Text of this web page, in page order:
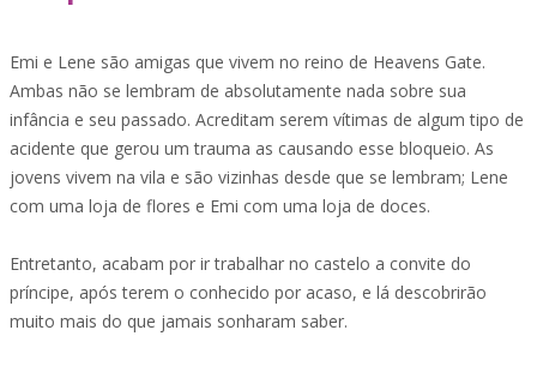
Emi e Lene são amigas que vivem no reino de Heavens Gate.
Ambas não se lembram de absolutamente nada sobre sua
infância e seu passado. Acreditam serem vítimas de algum tipo de
acidente que gerou um trauma as causando esse bloqueio. As
jovens vivem na vila e são vizinhas desde que se lembram; Lene
com uma loja de flores e Emi com uma loja de doces.
Entretanto, acabam por ir trabalhar no castelo a convite do
príncipe, após terem o conhecido por acaso, e lá descobrirão
muito mais do que jamais sonharam saber.